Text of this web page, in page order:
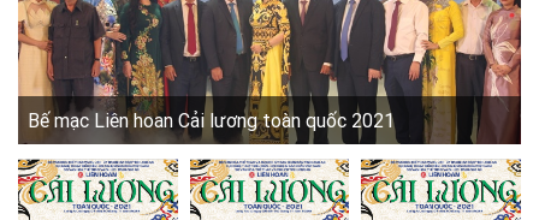
Bế mạc Liên hoan Cải lương toàn quốc 2021